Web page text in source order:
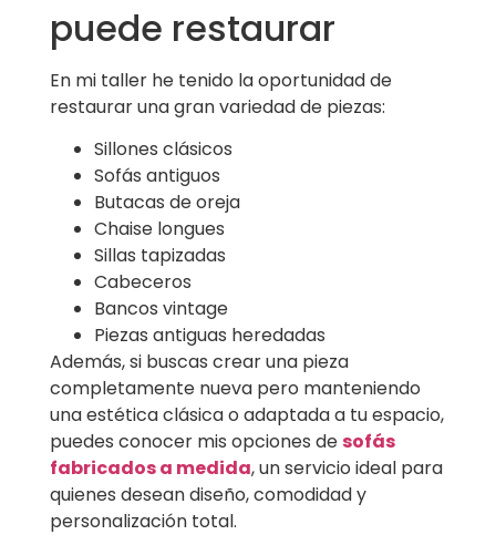
puede restaurar
En mi taller he tenido la oportunidad de
restaurar una gran variedad de piezas:
Sillones clásicos
Sofás antiguos
Butacas de oreja
Chaise longues
Sillas tapizadas
Cabeceros
Bancos vintage
Piezas antiguas heredadas
Además, si buscas crear una pieza
completamente nueva pero manteniendo
una estética clásica o adaptada a tu espacio,
puedes conocer mis opciones desofás
fabricados a medida, un servicio ideal para
quienes desean diseño, comodidad y
personalización total.